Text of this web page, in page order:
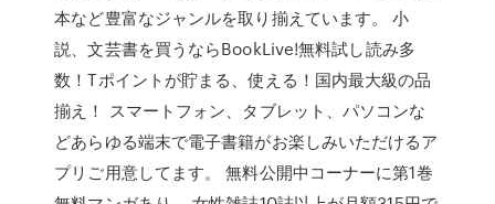
本など豊富なジャンルを取り揃えています。 小
説、文芸書を買うならBookLive!無料試し読み多
数！Tポイントが貯まる、使える！国内最大級の品
揃え！ スマートフォン、タブレット、パソコンな
どあらゆる端末で電子書籍がお楽しみいただけるア
プリご用意してます。 無料公開中コーナーに第1巻